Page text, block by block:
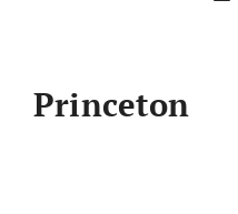
Princeton